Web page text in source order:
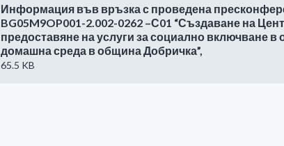
Информация във връзка с проведена
BG05M9OP001-2.002-0262 –С01 “Създаване на
предоставяне на услуги за социално включване в
домашна среда в община Добричка”,
65.5 KB